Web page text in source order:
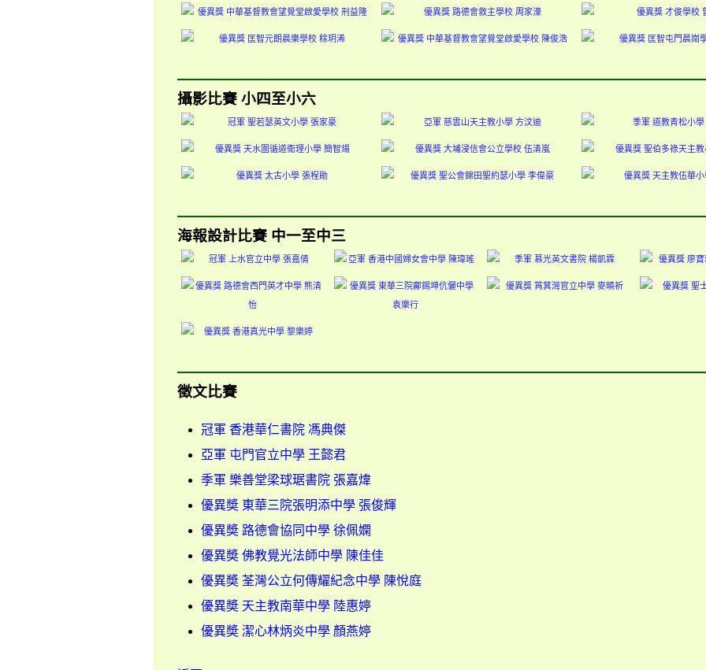
攝影比賽 小四至小六
海報設計比賽 中一至中三
徵文比賽
冠軍 香港華仁書院 馮典傑
亞軍 屯門官立中學 王懿君
季軍 樂善堂梁球琚書院 張嘉煒
優異奬 東華三院張明添中學 張俊輝
優異奬 路德會協同中學 徐佩嫻
優異奬 佛教覺光法師中學 陳佳佳
優異奬 荃灣公立何傳耀紀念中學 陳悅庭
優異奬 天主教南華中學 陸惠婷
優異奬 潔心林炳炎中學 顏燕婷